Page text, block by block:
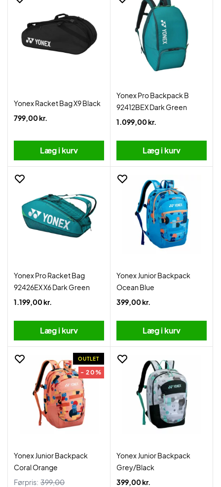
Yonex Racket Bag X9 Black
799,00 kr.
Læg i kurv
Yonex Pro Backpack B
92412BEX Dark Green
1.099,00 kr.
Læg i kurv
Yonex Pro Racket Bag
92426EX X6 Dark Green
1.199,00 kr.
Læg i kurv
Yonex Junior Backpack
Ocean Blue
399,00 kr.
Læg i kurv
OUTLET
- 20%
Yonex Junior Backpack
Coral Orange
Førpris: 399,00
Yonex Junior Backpack
Grey/Black
399,00 kr.